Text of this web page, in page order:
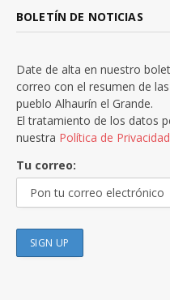
BOLETÍN DE NOTICIAS
Date de alta en nuestro
correo con el resumen de
pueblo Alhaurín el Grande.
El tratamiento de los datos
nuestra Política de
Tu correo: